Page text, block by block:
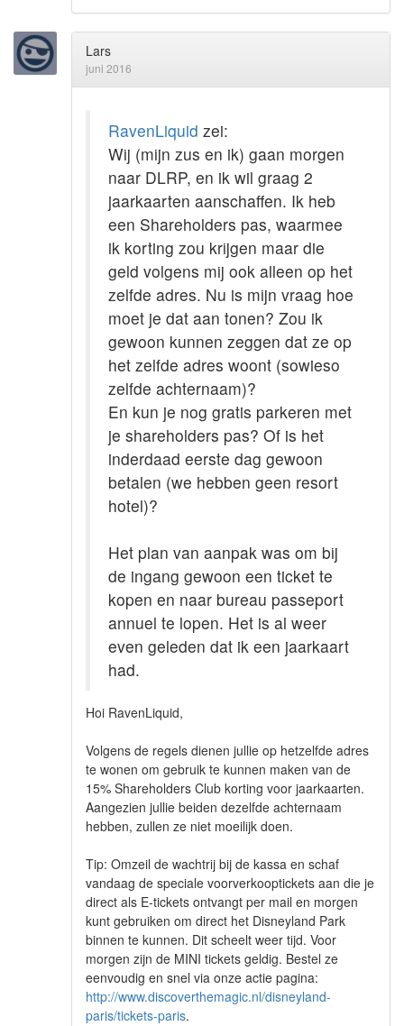
Lars
juni 2016
RavenLiquid zei:
Wij (mijn zus en ik) gaan morgen
naar DLRP, en ik wil graag 2
jaarkaarten aanschaffen. Ik heb
een Shareholders pas, waarmee
ik korting zou krijgen maar die
geld volgens mij ook alleen op het
zelfde adres. Nu is mijn vraag hoe
moet je dat aan tonen? Zou ik
gewoon kunnen zeggen dat ze op
het zelfde adres woont (sowieso
zelfde achternaam)?
En kun je nog gratis parkeren met
je shareholders pas? Of is het
inderdaad eerste dag gewoon
betalen (we hebben geen resort
hotel)?
Het plan van aanpak was om bij
de ingang gewoon een ticket te
kopen en naar bureau passeport
annuel te lopen. Het is al weer
even geleden dat ik een jaarkaart
had.
Hoi RavenLiquid,
Volgens de regels dienen jullie op hetzelfde adres
te wonen om gebruik te kunnen maken van de
15% Shareholders Club korting voor jaarkaarten.
Aangezien jullie beiden dezelfde achternaam
hebben, zullen ze niet moeilijk doen.
Tip: Omzeil de wachtrij bij de kassa en schaf
vandaag de speciale voorverkooptickets aan die je
direct als E-tickets ontvangt per mail en morgen
kunt gebruiken om direct het Disneyland Park
binnen te kunnen. Dit scheelt weer tijd. Voor
morgen zijn de MINI tickets geldig. Bestel ze
eenvoudig en snel via onze actie pagina:
http://www.discoverthemagic.nl/disneyland-
paris/tickets-paris.